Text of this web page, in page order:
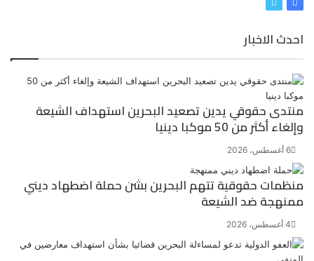
س
ك
ي
احدث الاخبار
منتدى حقوقي يدين تصعيد البحرين استهداف الشيعة
وإلغاء أكثر من 50 موكبا دينيا
6 أغسطس، 2026
منظمات حقوقية تتهم البحرين بشن حملة اضطهاد ديني
ممنهجة ضد الشيعة
4 أغسطس، 2026